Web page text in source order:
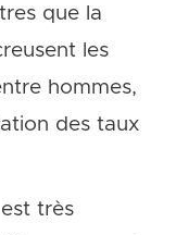
que la
les
hommes,
des taux
très